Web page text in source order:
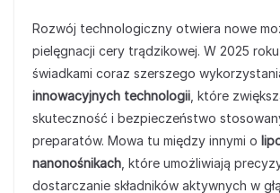
Rozwój technologiczny otwiera nowe
pielęgnacji cery trądzikowej. W 2025
świadkami coraz szerszego
innowacyjnych technologii , które
skuteczność i bezpieczeństwo
preparatów. Mowa tu między innymi o
nanonośnikach , które umożliwiają
dostarczanie składników aktywnych w